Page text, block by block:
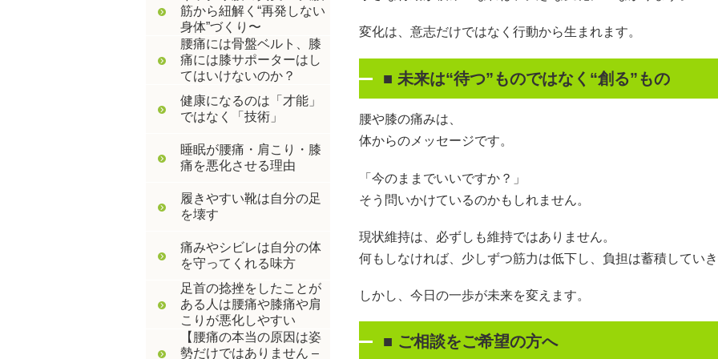
筋から紐解く“再発しない
身体”づくり〜
腰痛には骨盤ベルト、膝
痛には膝サポーターはし
てはいけないのか？
健康になるのは「才能」
ではなく「技術」
睡眠が腰痛・肩こり・膝
痛を悪化させる理由
履きやすい靴は自分の足
を壊す
痛みやシビレは自分の体
を守ってくれる味方
足首の捻挫をしたことが
ある人は腰痛や膝痛や肩
こりが悪化しやすい
【腰痛の本当の原因は姿
勢だけではありません –
変化は、意志だけではなく行動から生まれます。
■ 未来は“待つ”ものではなく “創る”もの
腰や膝の痛みは、
体からのメッセージです。
「今のままでいいですか？」
そう問いかけているのかもしれません。
現状維持は、必ずしも維持ではありません。
何もしなければ、少しずつ筋力は低下し、負担は蓄積してい
しかし、今日の一歩が未来を変えます。
■ ご相談をご希望の方へ